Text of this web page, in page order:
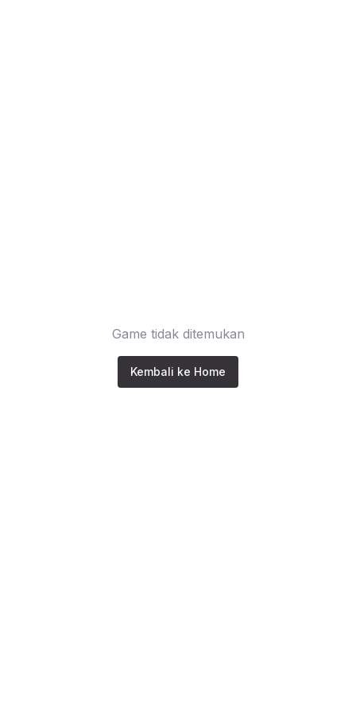
Game tidak ditemukan
Kembali ke Home